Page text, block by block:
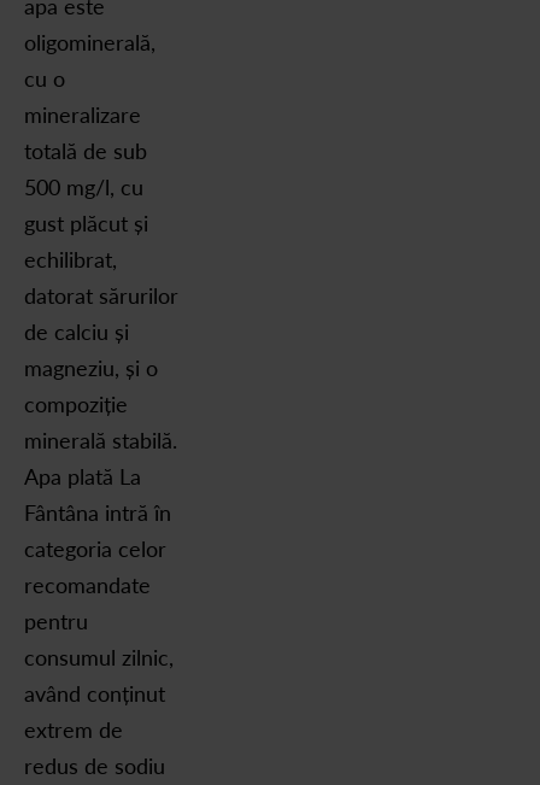
apa este
oligominerală,
cu o
mineralizare
totală de sub
500 mg/l, cu
gust plăcut și
echilibrat,
datorat sărurilor
de calciu și
magneziu, și o
compoziție
minerală stabilă.
Apa plată La
Fântâna intră în
categoria celor
recomandate
pentru
consumul zilnic,
având conținut
extrem de
redus de sodiu